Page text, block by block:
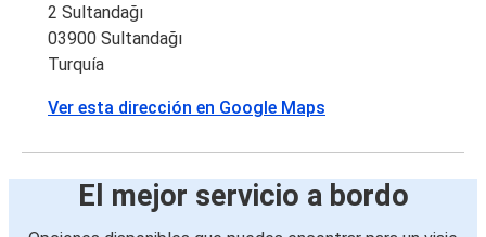
2 Sultandağı
03900 Sultandağı
Turquía
Ver esta dirección en Google Maps
El mejor servicio a bordo